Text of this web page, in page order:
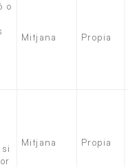
o
Mitjana Propia
Mitjana Propia